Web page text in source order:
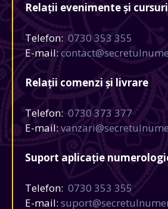
Relații evenimente și cursuri
Telefon: 0730 353 355
E-mail:
Relații comenzi și livrare
Telefon:0730 373 377
E-mail:
Suport aplicație
Telefon: 0730 353 355
E-mail: